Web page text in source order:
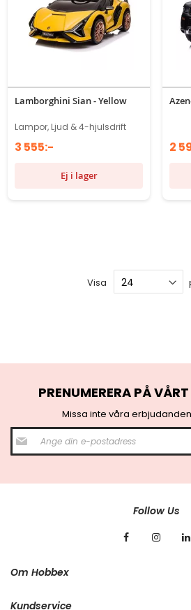
Lamborghini Sian - Yellow
Lampor, Ljud & 4-hjulsdrift
3 555:-
Ej i lager
2
Visa
PRENUMERERA PÅ
Missa inte våra
S
i
g
Follow Us
Om Hobbex
Kundservice